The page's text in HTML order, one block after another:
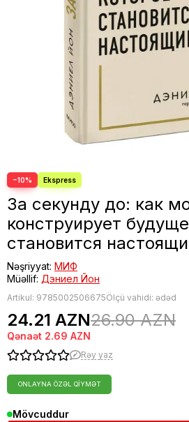
−10%
За секунду до: как
конструирует
становится
Nəşriyyat: МИФ
Müəllif: Дэниел Йон
Artikul: 9785002506675Ölçü vahidi: ədəd
24.21 AZN26.90 AZN
Qənaət 2.69 AZN
Rəy yaz
ONLAYNA ÖZƏL QIYMƏT
Mövcuddur